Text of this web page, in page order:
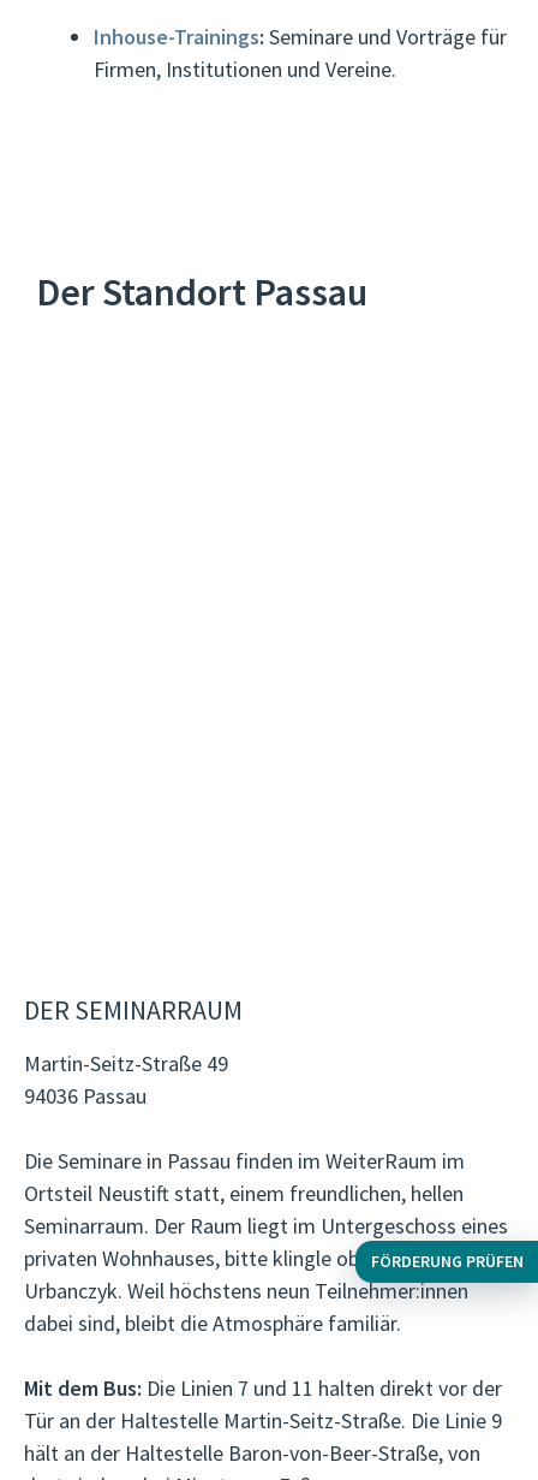
Inhouse-Trainings: Seminare und Vorträge für
Firmen, Institutionen und Vereine.
Der Standort Passau
DER SEMINARRAUM
Martin-Seitz-Straße 49
94036 Passau
Die Seminare in Passau finden im WeiterRaum im
Ortsteil Neustift statt, einem freundlichen, hellen
Seminarraum. Der Raum liegt im Untergeschoss eines
privaten Wohnhauses, bitte klingle oben bei
Urbanczyk. Weil höchstens neun Teilnehmer:innen
dabei sind, bleibt die Atmosphäre familiär.
Mit dem Bus: Die Linien 7 und 11 halten direkt vor der
Tür an der Haltestelle Martin-Seitz-Straße. Die Linie 9
hält an der Haltestelle Baron-von-Beer-Straße, von
FÖRDERUNG PRÜFEN